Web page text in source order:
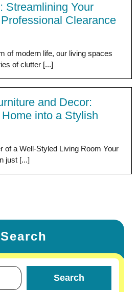
Streamlining Your
Clearance
of modern life, our living spaces
of clutter [...]
and Decor:
into a Stylish
of a Well-Styled Living Room Your
just [...]
Search
Search